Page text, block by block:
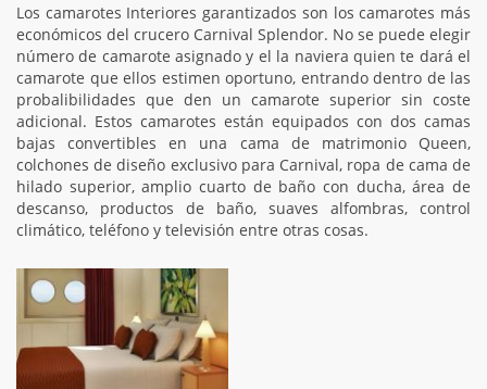
Los camarotes Interiores garantizados son los camarotes más
económicos del crucero Carnival Splendor. No se puede elegir
número de camarote asignado y el la naviera quien te dará el
camarote que ellos estimen oportuno, entrando dentro de las
probalibilidades que den un camarote superior sin coste
adicional. Estos camarotes están equipados con dos camas
bajas convertibles en una cama de matrimonio Queen,
colchones de diseño exclusivo para Carnival, ropa de cama de
hilado superior, amplio cuarto de baño con ducha, área de
descanso, productos de baño, suaves alfombras, control
climático, teléfono y televisión entre otras cosas.